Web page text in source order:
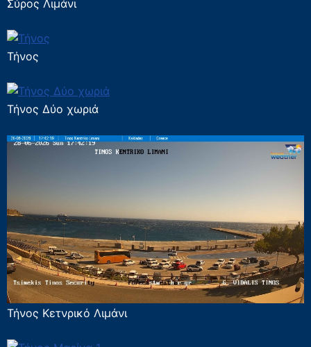
Σύρος Λιμάνι
Τήνος
Τήνος Δύο χωριά
Τήνος Κετνρικό Λιμάνι